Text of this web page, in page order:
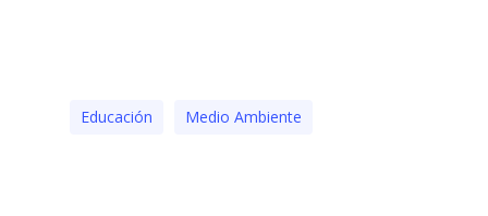
Educación Medio Ambiente